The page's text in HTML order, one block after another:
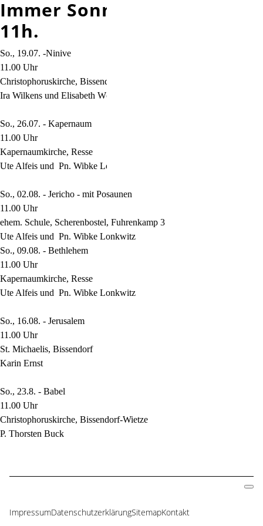
Immer Sonntag. Immer um
11h.
So., 19.07. -Ninive
11.00 Uhr
Christophoruskirche, Bissendorf-Wietze
Ira Wilkens und Elisabeth Wöbse
So., 26.07. - Kapernaum
11.00 Uhr
Kapernaumkirche, Resse
Ute Alfeis und Pn. Wibke Lonkwitz
So., 02.08. - Jericho - mit Posaunen
11.00 Uhr
ehem. Schule, Scherenbostel, Fuhrenkamp 3
Ute Alfeis und Pn. Wibke Lonkwitz
So., 09.08. - Bethlehem
11.00 Uhr
Kapernaumkirche, Resse
Ute Alfeis und Pn. Wibke Lonkwitz
So., 16.08. - Jerusalem
11.00 Uhr
St. Michaelis, Bissendorf
Karin Ernst
So., 23.8. - Babel
11.00 Uhr
Christophoruskirche, Bissendorf-Wietze
P. Thorsten Buck
Navigation
ImpressumDatenschutzerklärungSitemapKontakt